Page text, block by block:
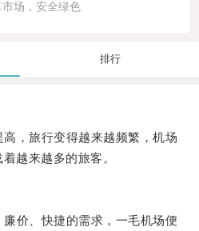
市场，安全绿色
排行
，旅行变得越来越频繁，机场
越来越多的旅客。
价、快捷的需求，一毛机场便